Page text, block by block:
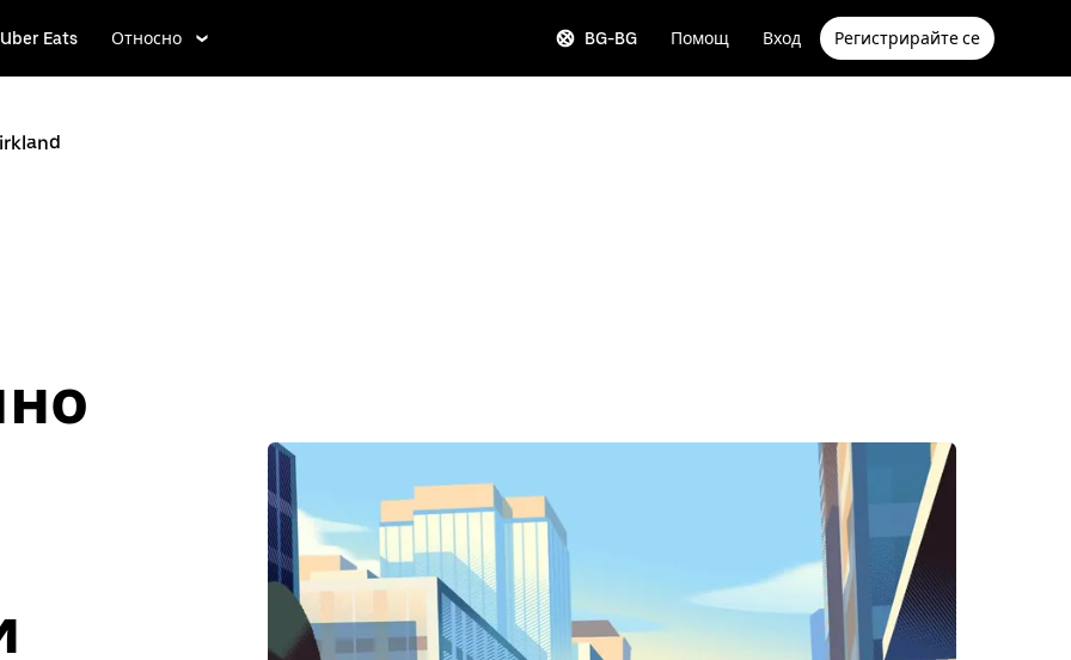
Uber Eats Относно BG-BG Помощ Вход Регистрирайте се